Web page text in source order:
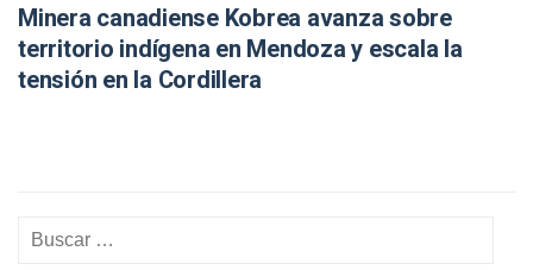
Minera canadiense Kobrea avanza sobre
territorio indígena en Mendoza y escala la
tensión en la Cordillera